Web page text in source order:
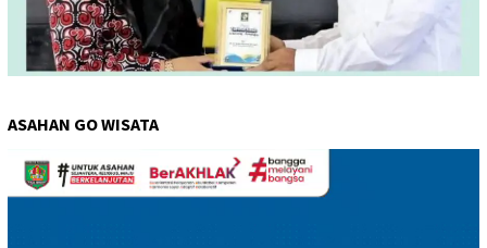
ASAHAN GO WISATA
Pemutar
Video